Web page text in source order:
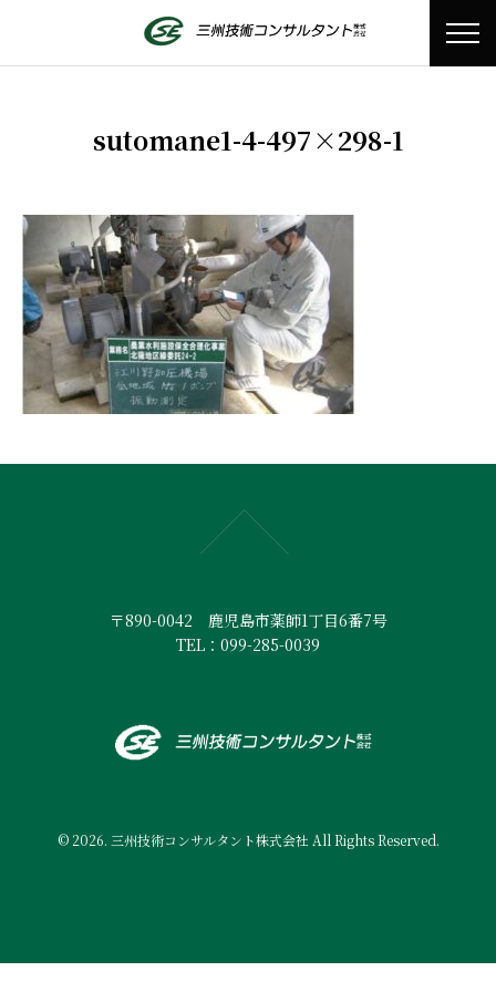
sutomane1-4-497×298-1
〒890-0042 鹿児島市薬師1丁目6番7号
TEL：099-285-0039
© 2026. 三州技術コンサルタント株式会社 All Rights Reserved.